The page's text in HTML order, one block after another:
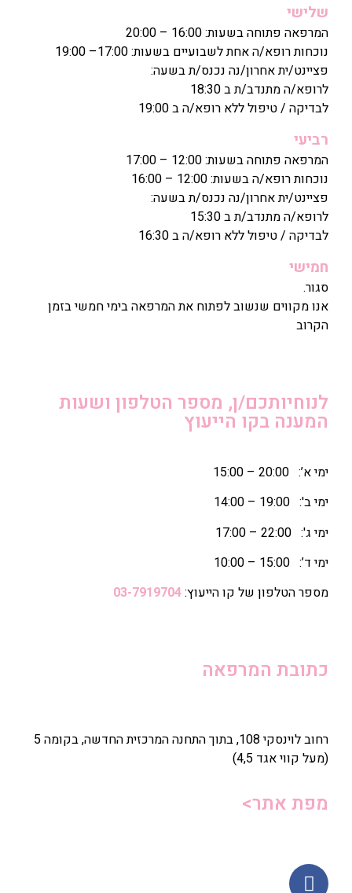
שלישי
המרפאה פתוחה בשעות: 16:00 – 20:00
נוכחות רופא/ה אחת לשבועיים בשעות: 17:00– 19:00
פציינט/ית אחרון/נה נכנס/ת בשעה:
לרופא/ה מתנדב/ת ב 18:30
לבדיקה / טיפול ללא רופא/ה ב 19:00
רביעי
המרפאה פתוחה בשעות: 12:00 – 17:00
נוכחות רופא/ה בשעות: 12:00 – 16:00
פציינט/ית אחרון/נה נכנס/ת בשעה:
לרופא/ה מתנדב/ת ב 15:30
לבדיקה / טיפול ללא רופא/ה ב 16:30
חמישי
סגור.
אנו מקווים שנשוב לפתוח את המרפאה בימי חמשי בזמן
הקרוב
לנוחיותכם/ן, מספר הטלפון ושעות
המענה בקו הייעוץ
ימי א’: 20:00 – 15:00
ימי ב': 19:00 – 14:00
ימי ג': 22:00 – 17:00
ימי ד’: 15:00 – 10:00
מספר הטלפון של קו הייעוץ:03-7919704
כתובת המרפאה
רחוב לוינסקי 108, בתוך התחנה המרכזית החדשה, בקומה 5
(מעל קווי אגד 4,5)
מפת אתר>